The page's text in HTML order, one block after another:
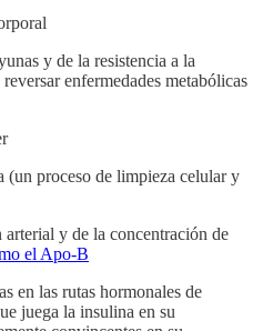
y de la resistencia a la
enfermedades metabólicas
(un proceso de limpieza celular y
y de la concentración de
el Apo-B
en las rutas hormonales de
juega la insulina en su